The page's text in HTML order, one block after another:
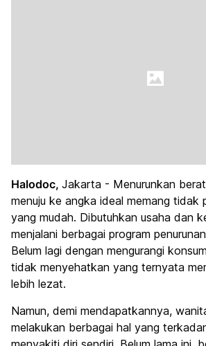
Halodoc, Jakarta - Menurunkan
menuju ke angka ideal memang tidak
yang mudah. Dibutuhkan usaha dan
menjalani berbagai program
Belum lagi dengan mengurangi
tidak menyehatkan yang ternyata
lebih lezat.
Namun, demi mendapatkannya,
melakukan berbagai hal yang